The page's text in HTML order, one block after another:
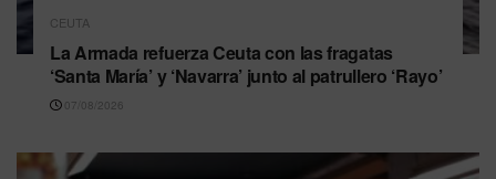
CEUTA
La Armada refuerza Ceuta con las fragatas
‘Santa María’ y ‘Navarra’ junto al patrullero ‘Rayo’
07/08/2026